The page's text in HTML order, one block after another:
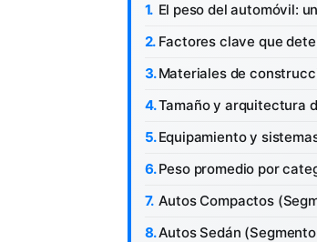
El peso del automóvil:
Factores clave que
Materiales de
Tamaño y arquitectura
Equipamiento y
Peso promedio por
Autos Compactos
Autos Sedán